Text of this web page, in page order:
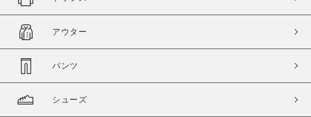
在庫
在庫あり
アウター
パンツ
シューズ